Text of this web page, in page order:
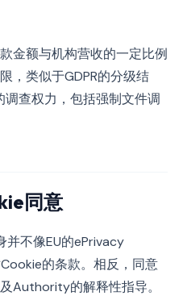
金额与机构营收的一定比例
，类似于GDPR的分级结
查权力，包括强制文件调
同意
不像EU的ePrivacy
的条款。相反，同意
Authority的解释性指导。